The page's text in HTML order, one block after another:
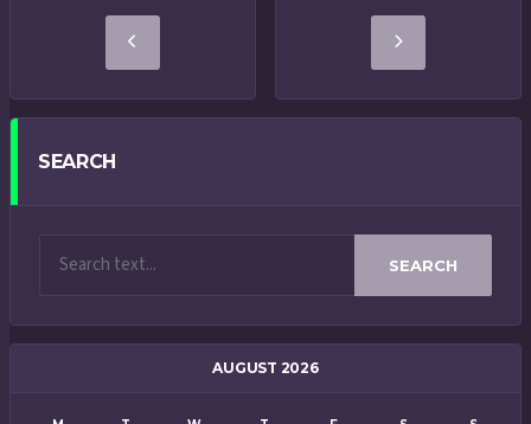
SEARCH
SEARCH
AUGUST 2026